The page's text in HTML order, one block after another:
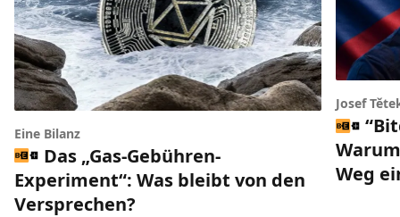
Eine Bilanz
Das „Gas-Gebühren-
Experiment“: Was bleibt von den
Versprechen?
Josef
Weg